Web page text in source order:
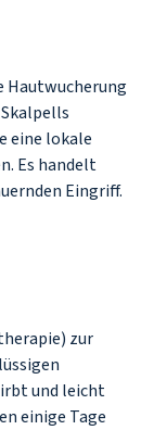
Hautwucherung
eine lokale
Es handelt
Eingriff.
zur
und leicht
einige Tage